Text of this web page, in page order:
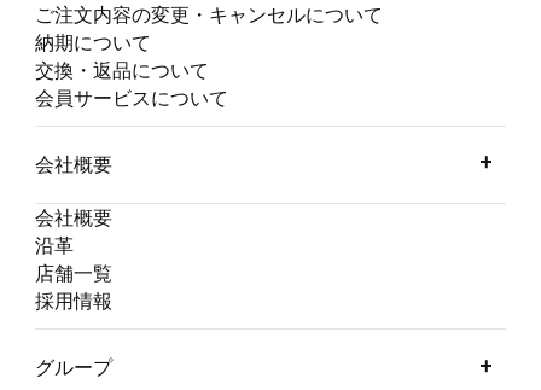
ご注文内容の変更・キャンセルについて
納期について
交換・返品について
会員サービスについて
会社概要
会社概要
沿革
店舗一覧
採用情報
グループ